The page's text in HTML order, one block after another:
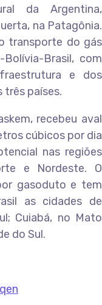
da Argentina,
na Patagônia.
transporte do gás
Brasil, com
e dos
países.
recebeu aval
cúbicos por dia
nas regiões
e Nordeste. O
gasoduto e tem
as cidades de
Cuiabá, no Mato
do Sul.